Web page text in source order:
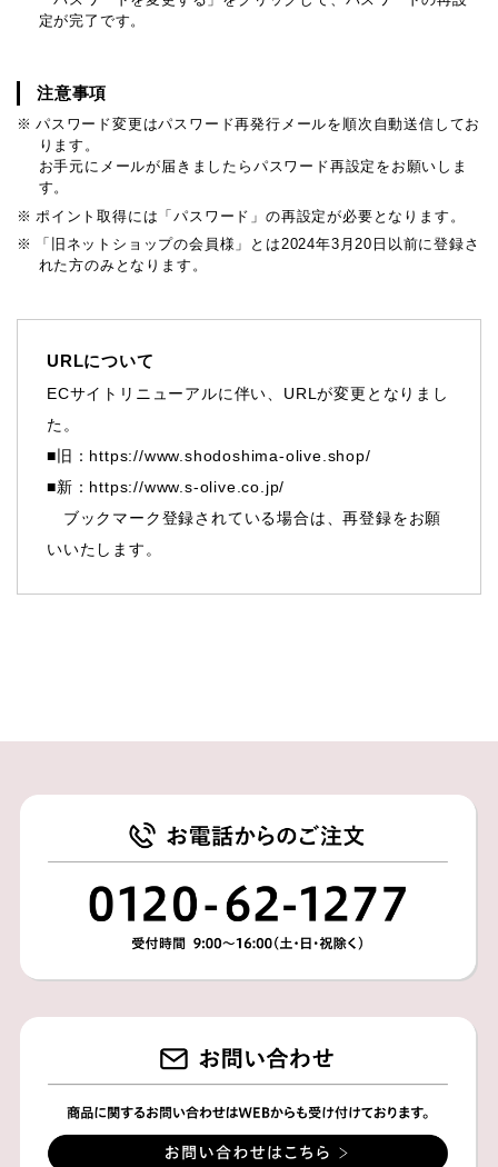
定が完了です。
注意事項
パスワード変更はパスワード再発行メールを順次自動送信してお
ります。
お手元にメールが届きましたらパスワード再設定をお願いしま
す。
ポイント取得には「パスワード」の再設定が必要となります。
「旧ネットショップの会員様」とは2024年3月20日以前に登録さ
れた方のみとなります。
URLについて
ECサイトリニューアルに伴い、URLが変更となりまし
た。
■旧：https://www.shodoshima-olive.shop/
■新：https://www.s-olive.co.jp/
ブックマーク登録されている場合は、再登録をお願
いいたします。